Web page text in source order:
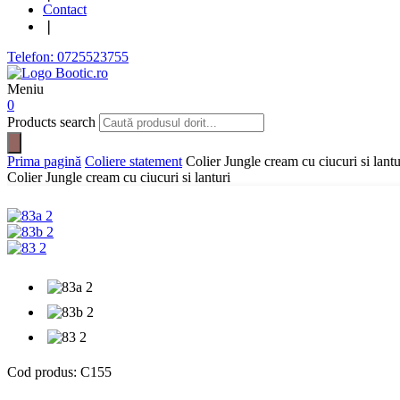
Contact
Telefon: 0725523755
Meniu
0
Products search
Prima pagină Coliere statement Colier Jungle cream cu ciucuri si
Colier Jungle cream cu ciucuri si lanturi
Cod produs: C155